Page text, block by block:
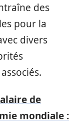
des
pour la
divers
de
mondiale :